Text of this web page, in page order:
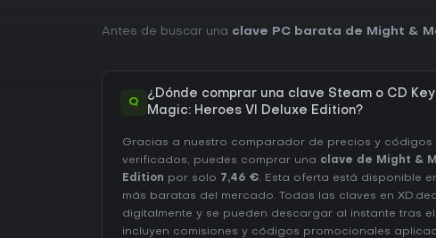
Antes de buscar una clave PC barata de Might &
Q
¿Dónde comprar una clave Steam o CD
Magic: Heroes VI Deluxe Edition?
Gracias a nuestro comparador de precios y códigos
verificados, puedes comprar una clave de Might &
Edition por solo 7,46 €. Esta oferta está disponible
más baratas del mercado. Todas las claves en
digitalmente y se pueden descargar al instante tras
incluyen comisiones y códigos promocionales